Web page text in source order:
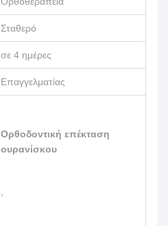
Σταθερό
σε 4 ημέρες
Επαγγελματίας
Ορθοδοντική επέκταση
ουρανίσκου